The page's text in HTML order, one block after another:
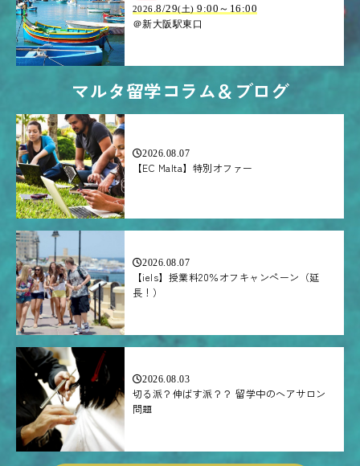
2026 .8/29(土) 9:00～16:00
＠新大阪駅東口
マルタ留学コラム＆ブログ
2026.08.07
【EC Malta】特別オファー
2026.08.07
【iels】授業料20％オフキャンペーン（延
長！）
2026.08.03
切る派？伸ばす派？？ 留学中のヘアサロン
問題